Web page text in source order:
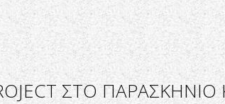
ΣΤΟ ΠΑΡΑΣΚΗΝΙΟ